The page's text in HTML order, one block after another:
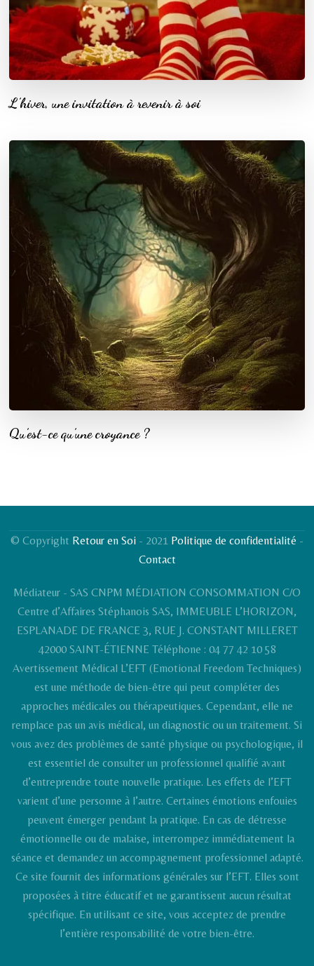
L’hiver, une invitation à revenir à soi
Qu’est-ce qu’une croyance ?
© Copyright Retour en Soi - 2021 Politique de confidentialité -
Contact
Médiateur - SAS CNPM MÉDIATION CONSOMMATION C/O
Centre d’Affaires Stéphanois SAS, IMMEUBLE L’HORIZON,
ESPLANADE DE FRANCE 3, RUE J. CONSTANT MILLERET
42000 SAINT-ÉTIENNE Téléphone : 04 77 42 10 58
Avertissement Médical L’EFT (Emotional Freedom Techniques)
est une méthode de bien-être qui peut compléter des
approches médicales ou thérapeutiques. Cependant, elle ne
remplace pas un avis médical, un diagnostic ou un traitement. Si
vous avez des problèmes de santé physique ou psychologique, il
est essentiel de consulter un professionnel qualifié avant
d’entreprendre toute nouvelle pratique. Les effets de l’EFT
varient d’une personne à l’autre. Certaines émotions enfouies
peuvent émerger pendant la pratique. En cas de détresse
émotionnelle ou de malaise, interrompez immédiatement la
séance et demandez un accompagnement professionnel adapté.
Ce site fournit des informations générales sur l’EFT. Elles sont
proposées à titre éducatif et ne garantissent aucun résultat
spécifique. En utilisant ce site, vous acceptez de prendre
l’entière responsabilité de votre bien-être.